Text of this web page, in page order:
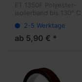
ET 1350F Polyester-
Isolierband bis 130° C -
2-5 Werktage
ab 5,90 € *